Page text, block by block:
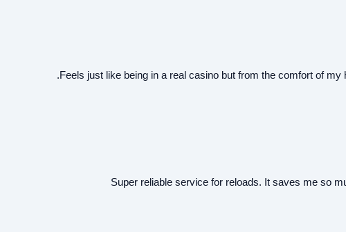
Feels just like being in a real casino but from the comfort of
Super reliable service for reloads. It saves me so